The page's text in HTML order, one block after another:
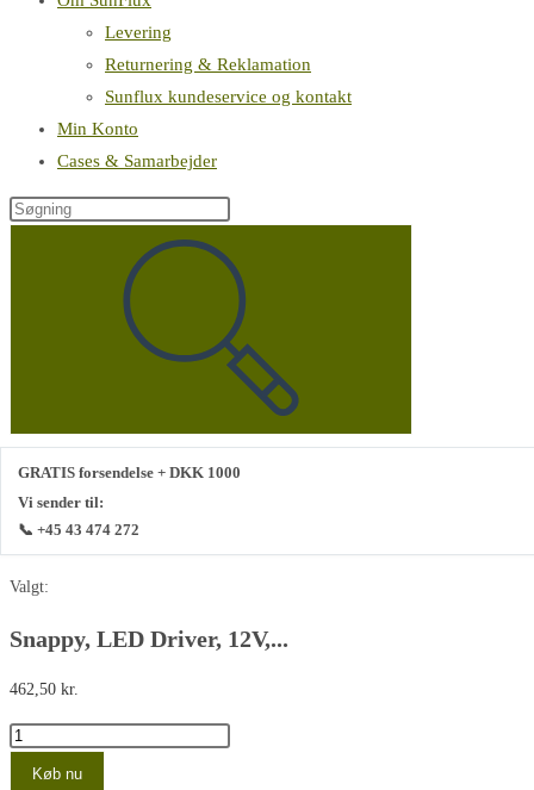
Levering
Returnering & Reklamation
Sunflux kundeservice og kontakt
Min Konto
Cases & Samarbejder
Søg
GRATIS forsendelse + DKK 1000
Vi sender til:
📞 +45 43 474 272
Valgt:
Snappy, LED Driver, 12V,...
462,50 kr.
Snappy,
LED
Køb nu